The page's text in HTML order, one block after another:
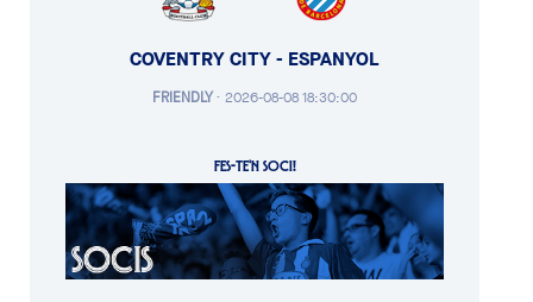
COVENTRY CITY - ESPANYOL
FRIENDLY· 2026-08-08 18:30:00
FES-TE'N SOCI!